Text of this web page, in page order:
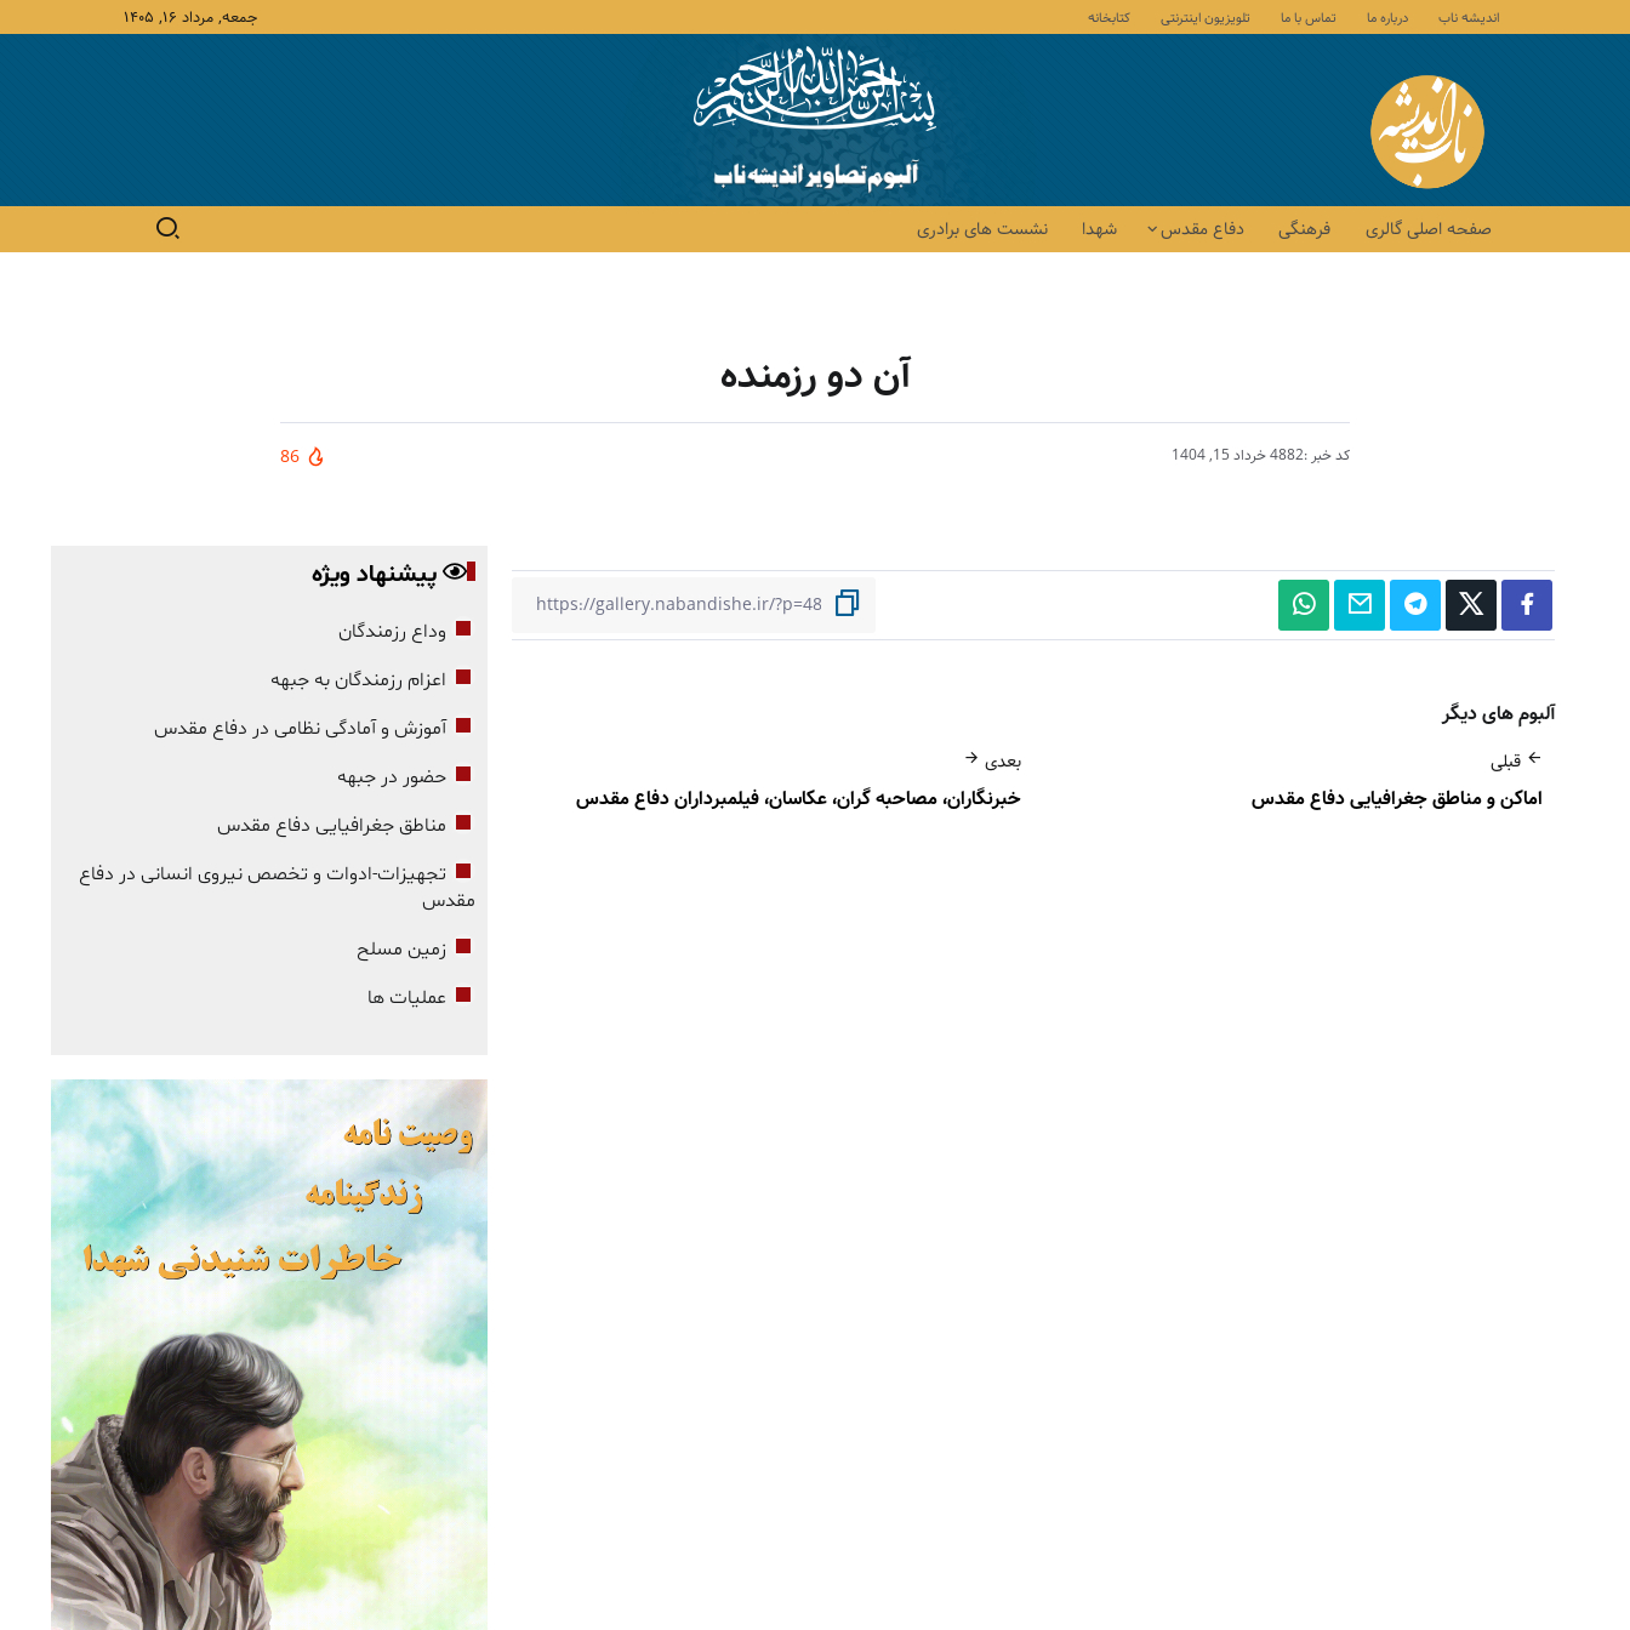
اندیشه ناب درباره ما تماس با ما تلویزیون اینترنتی کتابخانه جمعه, مرداد ۱۶, ۱۴۰۵
صفحه اصلی گالری فرهنگی دفاع مقدس شهدا نشست های برادری
آن دو رزمنده
کد خبر :4882 خرداد 15, 1404 86
آلبوم های دیگر
قبلی
اماکن و مناطق جغرافیایی دفاع مقدس
بعدی
خبرنگاران، مصاحبه گران، عکاسان، فیلمبرداران دفاع مقدس
پیشنهاد ویژه
وداع رزمندگان
اعزام رزمندگان به جبهه
آموزش و آمادگی نظامی در دفاع مقدس
حضور در جبهه
مناطق جغرافیایی دفاع مقدس
تجهیزات-ادوات و تخصص نیروی انسانی در دفاع
مقدس
زمین مسلح
عملیات ها